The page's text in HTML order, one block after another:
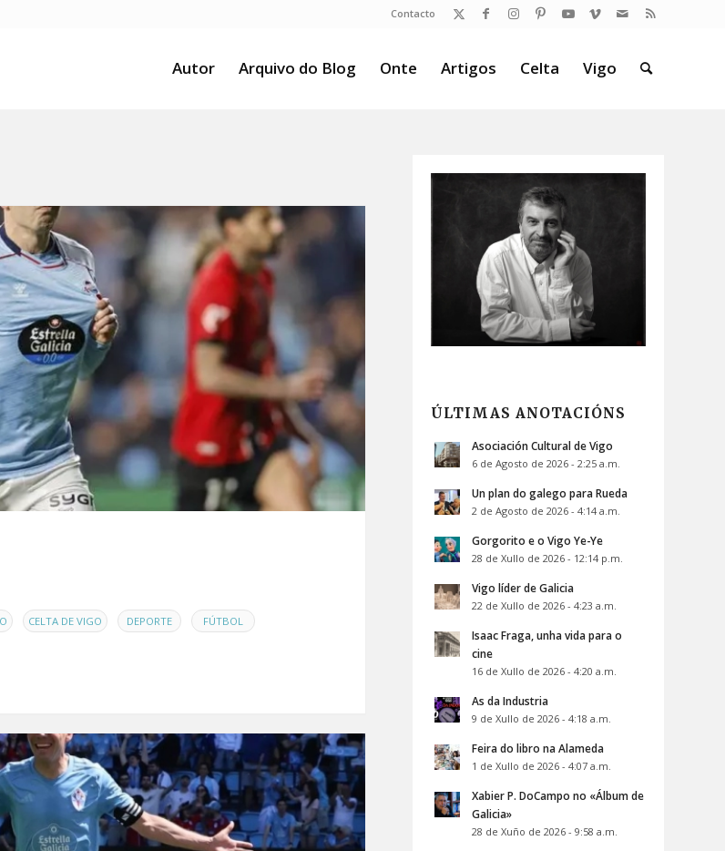
Contacto
Autor Arquivo do Blog Onte Artigos Celta Vigo
CELTA DE VIGO DEPORTE FÚTBOL
ÚLTIMAS ANOTACIÓNS
Asociación Cultural de Vigo
6 de Agosto de 2026 - 2:25 a.m.
Un plan do galego para Rueda
2 de Agosto de 2026 - 4:14 a.m.
Gorgorito e o Vigo Ye-Ye
28 de Xullo de 2026 - 12:14 p.m.
Vigo líder de Galicia
22 de Xullo de 2026 - 4:23 a.m.
Isaac Fraga, unha vida para o
cine
16 de Xullo de 2026 - 4:20 a.m.
As da Industria
9 de Xullo de 2026 - 4:18 a.m.
Feira do libro na Alameda
1 de Xullo de 2026 - 4:07 a.m.
Xabier P. DoCampo no «Álbum de
Galicia»
28 de Xuño de 2026 - 9:58 a.m.